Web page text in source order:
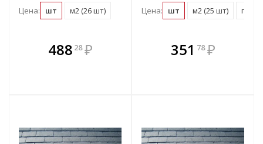
Цена: шт м2 (26 шт)
488 28 ₽
В комплекте
всегда выгоднее!
Цена: шт м2 (25 шт)
В комплекте
всегда выгоднее!
351 78 ₽